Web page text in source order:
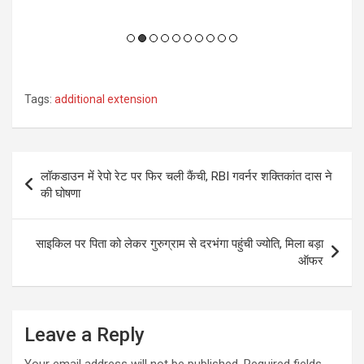
Tags: additional extension
Post
navigation
लॉकडाउन में रेपो रेट पर फिर चली कैंची, RBI गवर्नर शक्तिकांत दास ने
की घोषणा
साइकिल पर पिता को लेकर गुरुग्राम से दरभंगा पहुंची ज्योति, मिला बड़ा
ऑफर
Leave a Reply